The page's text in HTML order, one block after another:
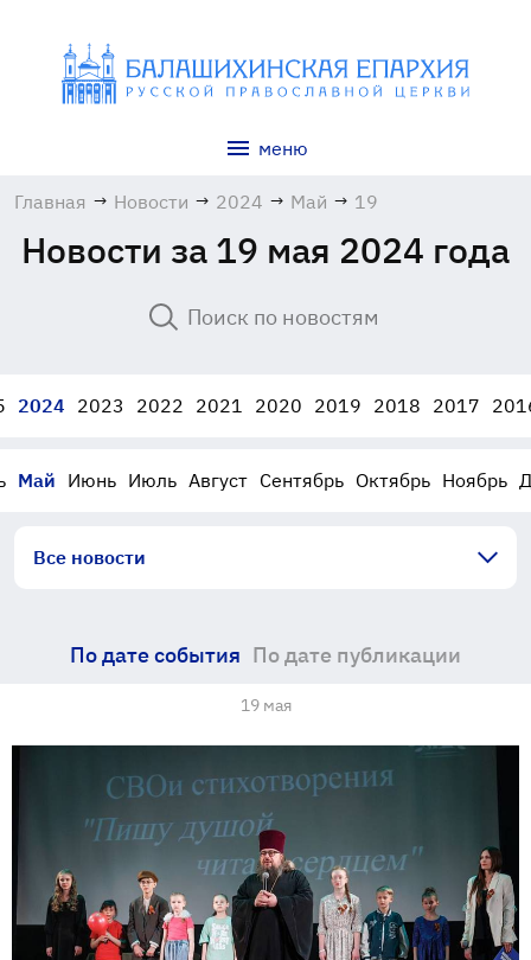
меню
Главная → Новости → 2024 → Май → 19
Новости за 19 мая 2024 года
2024 2023 2022 2021 2020 2019 2018 2017
Май Июнь Июль Август Сентябрь Октябрь Ноябрь
Все новости
По дате события По дате публикации
19 мая